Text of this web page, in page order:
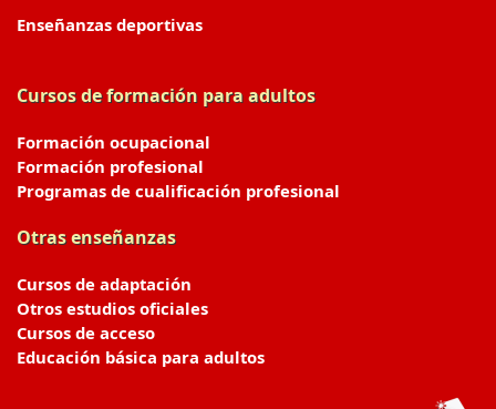
Enseñanzas deportivas
Cursos de formación para adultos
Formación ocupacional
Formación profesional
Programas de cualificación profesional
Otras enseñanzas
Cursos de adaptación
Otros estudios oficiales
Cursos de acceso
Educación básica para adultos